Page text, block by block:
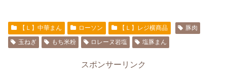
【Ｌ】中華まん ローソン 【Ｌ】レジ横商品
豚肉
玉ねぎ
もち米粉 ロレーヌ岩塩 塩豚まん
スポンサーリンク